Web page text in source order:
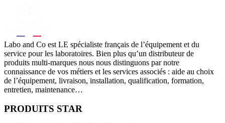
Labo and Co est LE spécialiste français de l’équipement et du
service pour les laboratoires. Bien plus qu’un distributeur de
produits multi-marques nous nous distinguons par notre
connaissance de vos métiers et les services associés : aide au choix
de l’équipement, livraison, installation, qualification, formation,
entretien, maintenance…
PRODUITS STAR